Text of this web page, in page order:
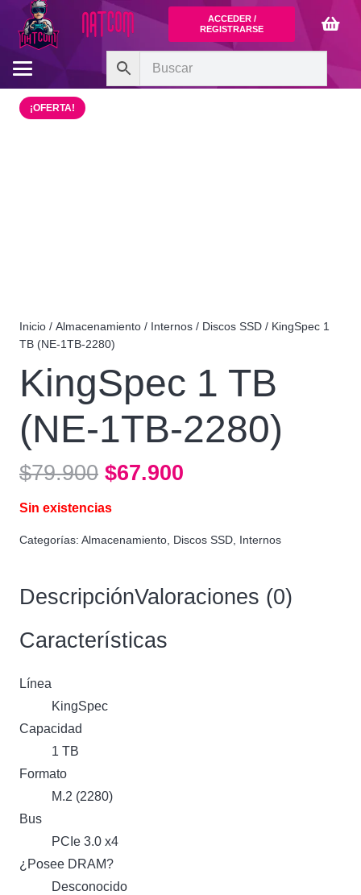
ACCEDER /
REGISTRARSE
¡OFERTA!
Inicio / Almacenamiento / Internos / Discos SSD / KingSpec 1
TB (NE-1TB-2280)
KingSpec 1 TB
(NE-1TB-2280)
$79.900 El
original
era:
$67.900
es:
Sin existencias
Categorías: Almacenamiento, Discos SSD, Internos
DescripciónValoraciones (0)
Características
Línea
KingSpec
Capacidad
1 TB
Formato
M.2 (2280)
Bus
PCIe 3.0 x4
¿Posee DRAM?
Desconocido